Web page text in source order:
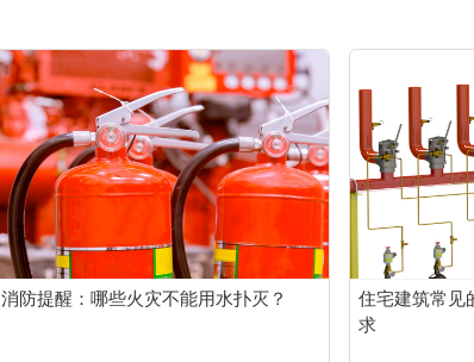
消防提醒：哪些火灾不能用水扑灭？
住宅建筑常见
求